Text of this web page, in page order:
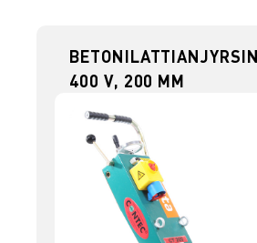
400 V, 200 MM